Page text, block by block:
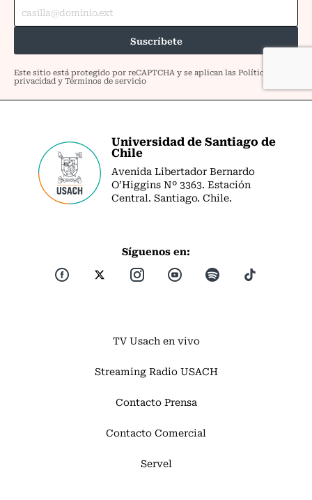
Universidad de Santiago de
Chile
Avenida Libertador Bernardo
O’Higgins Nº 3363. Estación
Central. Santiago. Chile.
Síguenos en:
TV Usach en vivo
Streaming Radio USACH
Contacto Prensa
Contacto Comercial
Servel